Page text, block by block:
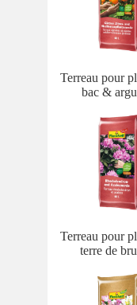
Terreau pour
bac &
Terreau pour
terre de